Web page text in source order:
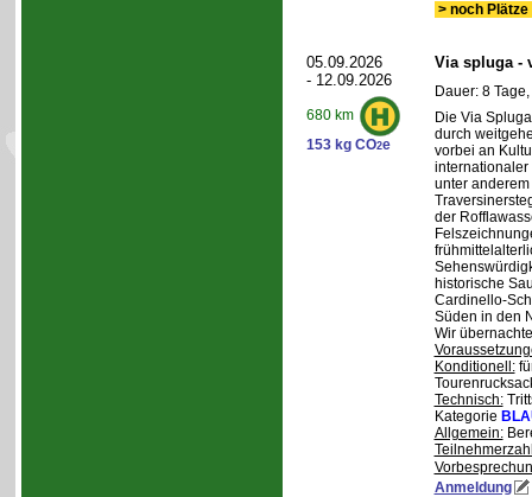
> noch
05.09.2026
- 12.09.2026
680 km
153 kg CO2e
Via spluga -
Dauer: 8
Die Via
durch
vorbei an
internationaler
unter
der
historische
Cardinello-
Süden in den
Wir
Konditionell:
Technisch:
Kategorie
Allgemein:
Anmeldung